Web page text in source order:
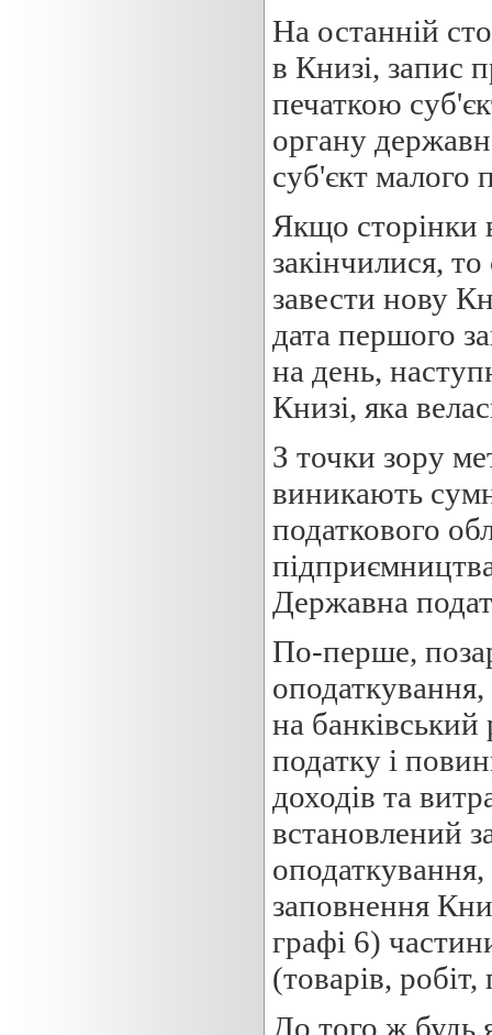
На останній
в Книзі, запис
печаткою
органу
суб'єкт малого
Якщо сторінки
закінчилися,
завести нову
дата першого
на день,
Книзі, яка
З точки зору
виникають
податкового
Державна
По-перше,
оподаткування,
на
податку і
доходів та
встановлений
заповнення
графі 6)
(товарів,
До того ж будь